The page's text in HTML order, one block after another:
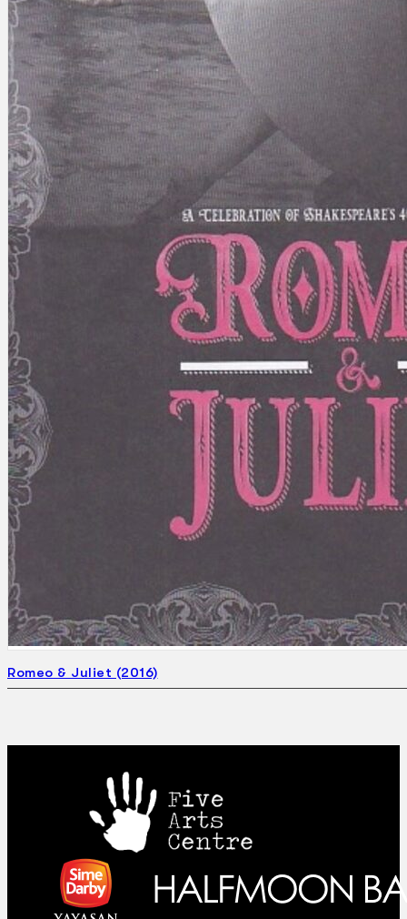
Gelintar
Romeo & Juliet (2016)